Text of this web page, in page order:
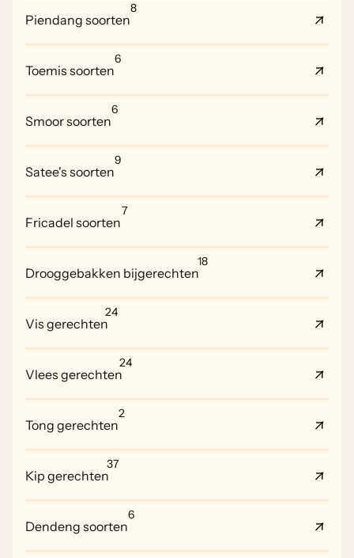
Piendang soorten
8
Toemis soorten
6
Smoor soorten
6
Satee's soorten
9
Fricadel soorten
7
Drooggebakken bijgerechten
18
Vis gerechten
24
Vlees gerechten
24
Tong gerechten
2
Kip gerechten
37
Dendeng soorten
6